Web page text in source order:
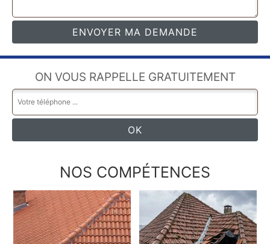
ON VOUS RAPPELLE GRATUITEMENT
NOS COMPÉTENCES